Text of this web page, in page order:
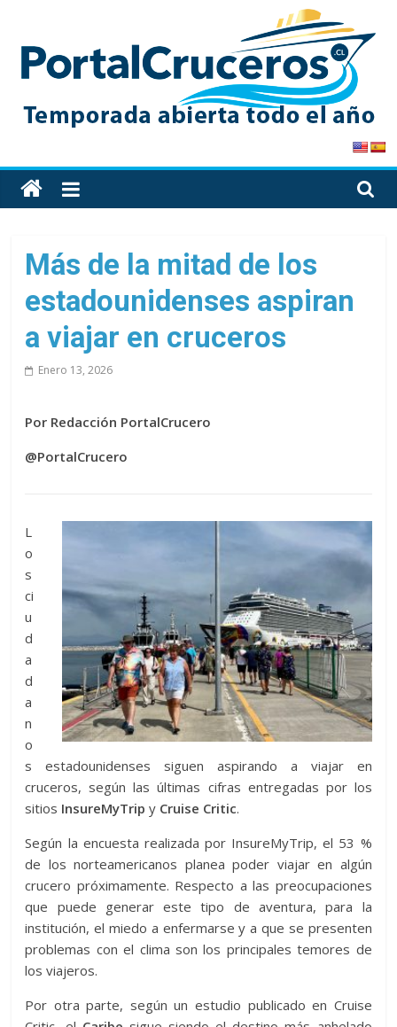
content
PortalCruceros
Toda
la
de
cruceros
en
solo
Más de la mitad de los
estadounidenses aspiran
a viajar en cruceros
Enero 13, 2026
Por Redacción PortalCrucero
@PortalCrucero
L
o
s
ci
u
d
a
d
a
n
o
s estadounidenses siguen aspirando a viajar en
cruceros, según las últimas cifras entregadas por los
sitios InsureMyTrip y Cruise Critic.
Según la encuesta realizada por InsureMyTrip, el 53 %
de los norteamericanos planea poder viajar en algún
crucero próximamente. Respecto a las preocupaciones
que puede generar este tipo de aventura, para la
institución, el miedo a enfermarse y a que se presenten
problemas con el clima son los principales temores de
los viajeros.
Por otra parte, según un estudio publicado en Cruise